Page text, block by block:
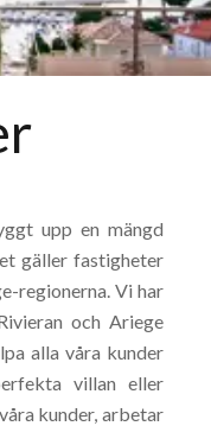
upp en mängd
gäller fastigheter
regionerna. Vi har
och Ariege
alla våra kunder
villan eller
kunder, arbetar